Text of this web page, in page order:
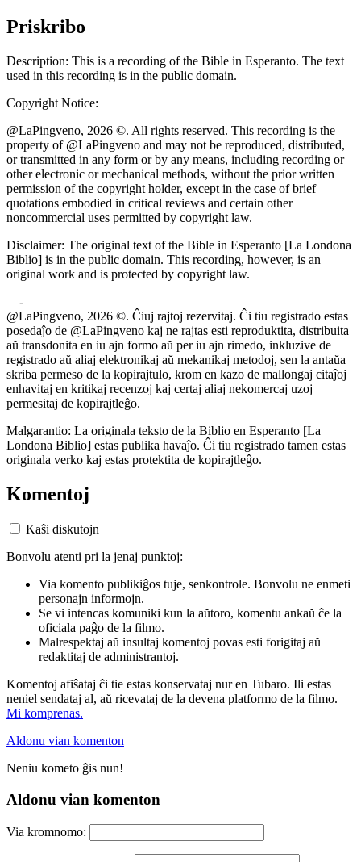
Priskribo
Description: This is a recording of the Bible in Esperanto. The text
used in this recording is in the public domain.
Copyright Notice:
@LaPingveno, 2026 ©. All rights reserved. This recording is the
property of @LaPingveno and may not be reproduced, distributed,
or transmitted in any form or by any means, including recording or
other electronic or mechanical methods, without the prior written
permission of the copyright holder, except in the case of brief
quotations embodied in critical reviews and certain other
noncommercial uses permitted by copyright law.
Disclaimer: The original text of the Bible in Esperanto [La Londona
Biblio] is in the public domain. This recording, however, is an
original work and is protected by copyright law.
—-
@LaPingveno, 2026 ©. Ĉiuj rajtoj rezervitaj. Ĉi tiu registrado estas
posedaĵo de @LaPingveno kaj ne rajtas esti reproduktita, distribuita
aŭ transdonita en iu ajn formo aŭ per iu ajn rimedo, inkluzive de
registrado aŭ aliaj elektronikaj aŭ mekanikaj metodoj, sen la antaŭa
skriba permeso de la kopirajtulo, krom en kazo de mallongaj citaĵoj
enhavitaj en kritikaj recenzoj kaj certaj aliaj nekomercaj uzoj
permesitaj de kopirajtleĝo.
Malgarantio: La originala teksto de la Biblio en Esperanto [La
Londona Biblio] estas publika havaĵo. Ĉi tiu registrado tamen estas
originala verko kaj estas protektita de kopirajtleĝo.
Komentoj
Kaŝi diskutojn
Bonvolu atenti pri la jenaj punktoj:
Via komento publikiĝos tuje, senkontrole. Bonvolu ne enmeti
personajn informojn.
Se vi intencas komuniki kun la aŭtoro, komentu ankaŭ ĉe la
oficiala paĝo de la filmo.
Malrespektaj aŭ insultaj komentoj povas esti forigitaj aŭ
redaktitaj de administrantoj.
Komentoj afiŝataj ĉi tie estas konservataj nur en Tubaro. Ili estas
neniel sendataj al, aŭ ricevataj de la devena platformo de la filmo.
Mi komprenas.
Aldonu vian komenton
Neniu kometo ĝis nun!
Aldonu vian komenton
Via kromnomo: